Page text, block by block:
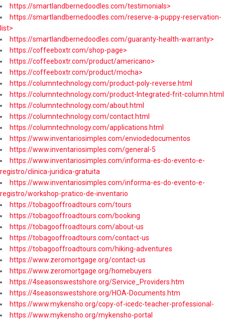
https://smartlandbernedoodles.com/testimonials>
https://smartlandbernedoodles.com/reserve-a-puppy-reservation-
list>
https://smartlandbernedoodles.com/guaranty-health-warranty>
https://coffeeboxtr.com/shop-page>
https://coffeeboxtr.com/product/americano>
https://coffeeboxtr.com/product/mocha>
https://columntechnology.com/product-poly-reverse.html
https://columntechnology.com/product-Integrated-frit-column.html
https://columntechnology.com/about.html
https://columntechnology.com/contact.html
https://columntechnology.com/applications.html
https://www.inventariosimples.com/enviodedocumentos
https://www.inventariosimples.com/general-5
https://www.inventariosimples.com/informa-es-do-evento-e-
registro/clinica-juridica-gratuita
https://www.inventariosimples.com/informa-es-do-evento-e-
registro/workshop-pratico-de-inventario
https://tobagooffroadtours.com/tours
https://tobagooffroadtours.com/booking
https://tobagooffroadtours.com/about-us
https://tobagooffroadtours.com/contact-us
https://tobagooffroadtours.com/hiking-adventures
https://www.zeromortgage.org/contact-us
https://www.zeromortgage.org/homebuyers
https://4seasonswestshore.org/Service_Providers.htm
https://4seasonswestshore.org/HOA-Documents.htm
https://www.mykensho.org/copy-of-icedc-teacher-professional-
https://www.mykensho.org/mykensho-portal